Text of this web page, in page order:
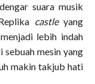
suara musik
castleyang
lebih indah
sebuah mesin yang
makin takjub hati